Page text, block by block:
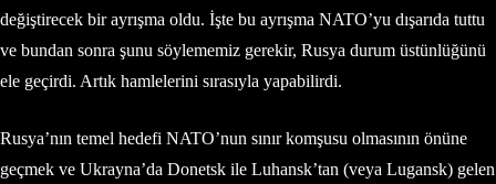
değiştirecek bir ayrışma oldu. İşte bu ayrışma NATO’yu dışarıda tuttu
ve bundan sonra şunu söylememiz gerekir, Rusya durum üstünlüğünü
ele geçirdi. Artık hamlelerini sırasıyla yapabilirdi.
Rusya’nın temel hedefi NATO’nun sınır komşusu olmasının önüne
geçmek ve Ukrayna’da Donetsk ile Luhansk’tan (veya Lugansk) gelen